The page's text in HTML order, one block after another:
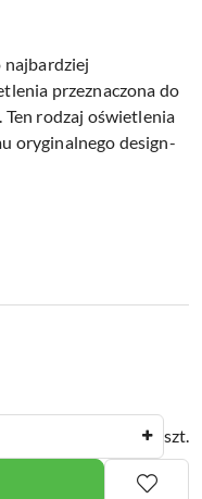
przeznaczona do
rodzaj oświetlenia
oryginalnego design-
szt.